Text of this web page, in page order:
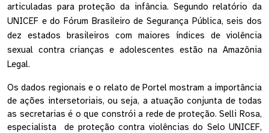
articuladas para proteção da infância. Segundo relatório da
UNICEF e do Fórum Brasileiro de Segurança Pública, seis dos
dez estados brasileiros com maiores índices de violência
sexual contra crianças e adolescentes estão na Amazônia
Legal.
Os dados regionais e o relato de Portel mostram a importância
de ações intersetoriais, ou seja, a atuação conjunta de todas
as secretarias é o que constrói a rede de proteção. Selli Rosa,
especialista  de proteção contra violências do Selo UNICEF,